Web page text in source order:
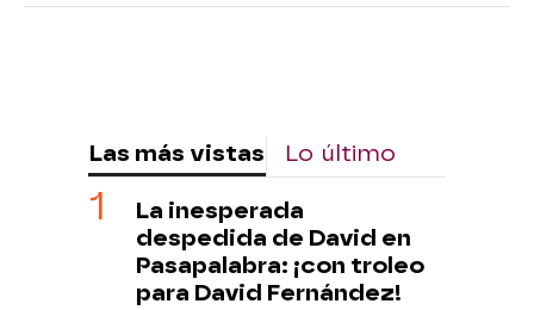
Las más vistas Lo último
La inesperada
despedida de David en
Pasapalabra: ¡con troleo
para David Fernández!